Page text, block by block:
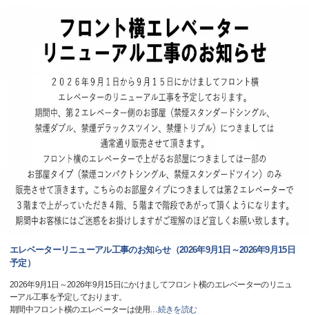
エレベーターリニューアル工事のお知らせ（2026年9月1日～2026年9月15日
予定）
2026年9月1日～2026年9月15日にかけましてフロント横のエレベーターのリニュ
ーアル工事を予定しております。
期間中フロント横のエレベーターは使用…続きを読む